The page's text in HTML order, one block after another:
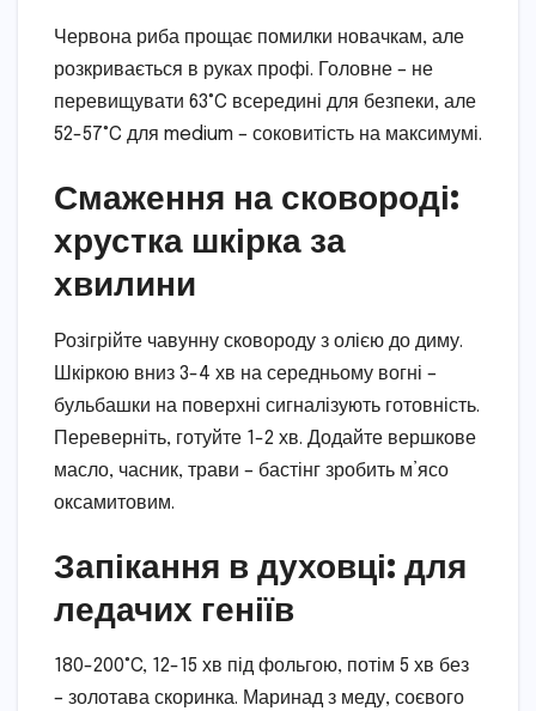
Червона риба прощає помилки новачкам, але
розкривається в руках профі. Головне – не
перевищувати 63°C всередині для безпеки, але
52-57°C для medium – соковитість на максимумі.
Смаження на сковороді:
хрустка шкірка за
хвилини
Розігрійте чавунну сковороду з олією до диму.
Шкіркою вниз 3-4 хв на середньому вогні –
бульбашки на поверхні сигналізують готовність.
Переверніть, готуйте 1-2 хв. Додайте вершкове
масло, часник, трави – бастінг зробить м’ясо
оксамитовим.
Запікання в духовці: для
ледачих геніїв
180-200°C, 12-15 хв під фольгою, потім 5 хв без
– золотава скоринка. Маринад з меду, соєвого